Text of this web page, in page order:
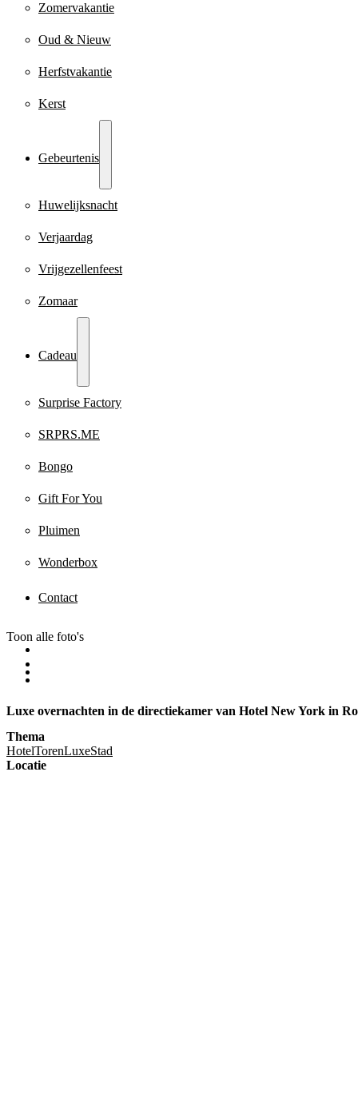
Zomervakantie
Oud & Nieuw
Herfstvakantie
Kerst
Gebeurtenis
Huwelijksnacht
Verjaardag
Vrijgezellenfeest
Zomaar
Cadeau
Surprise Factory
SRPRS.ME
Bongo
Gift For You
Pluimen
Wonderbox
Contact
Toon alle foto's
Luxe overnachten in de directiekamer van Hotel New York in
Thema
HotelTorenLuxeStad
Locatie